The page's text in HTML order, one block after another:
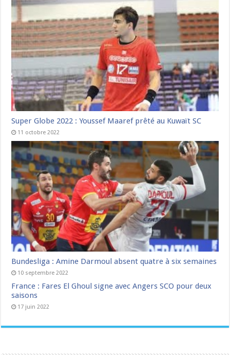
Super Globe 2022 : Youssef Maaref prêté au Kuwaït SC
11 octobre 2022
Bundesliga : Amine Darmoul absent quatre à six semaines
10 septembre 2022
France : Fares El Ghoul signe avec Angers SCO pour deux
saisons
17 juin 2022